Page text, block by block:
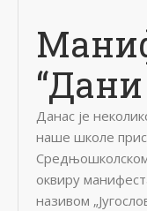
Данас је
наше школе
оквиру
називом